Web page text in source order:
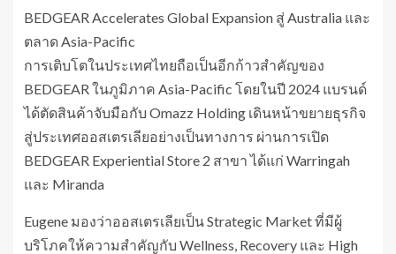
BEDGEAR Accelerates Global Expansion สู่ Australia และ
ตลาด Asia-Pacific
การเติบโตในประเทศไทยถือเป็นอีกก้าวสำคัญของ
BEDGEAR ในภูมิภาค Asia-Pacific โดยในปี 2024 แบรนด์
ได้ตัดสินค้าจับมือกับ Omazz Holding เดินหน้าขยายธุรกิจ
สู่ประเทศออสเตรเลียอย่างเป็นทางการ ผ่านการเปิด
BEDGEAR Experiential Store 2 สาขา ได้แก่ Warringah
และ Miranda
Eugene มองว่าออสเตรเลียเป็น Strategic Market ที่มีผู้
บริโภคให้ความสำคัญกับ Wellness, Recovery และ High